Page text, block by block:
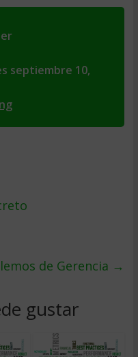
septiembre 10,
de Gerencia →
gustar